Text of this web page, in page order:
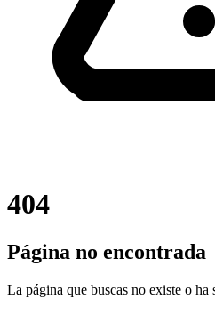
404
Página no encontrada
La página que buscas no existe o ha